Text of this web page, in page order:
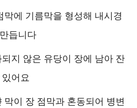
막에 기름막을 형성해 내시경
듭니다
되지 않은 유당이 장에 남아 잔
어요
막이 장 점막과 혼동되어 병변